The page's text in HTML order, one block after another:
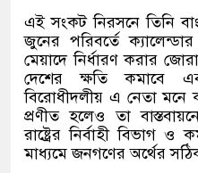
এই সংকট নিরসনে তিনি
জুনের পরিবর্তে
মেয়াদে নির্ধারণ করার
দেশের ক্ষতি কমাবে
বিরোধীদলীয় এ নেতা মনে
প্রণীত হলেও তা
রাষ্ট্রের নির্বাহী বিভাগ ও
মাধ্যমে জনগণের অর্থের